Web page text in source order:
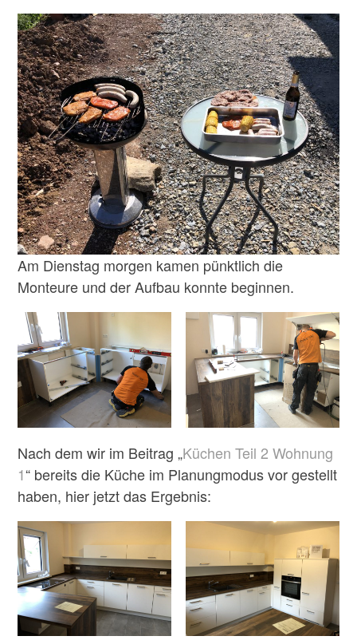
Am Dienstag morgen kamen pünktlich die
Monteure und der Aufbau konnte beginnen.
Nach dem wir im Beitrag „Küchen Teil 2 Wohnung
1“ bereits die Küche im Planungmodus vor gestellt
haben, hier jetzt das Ergebnis: